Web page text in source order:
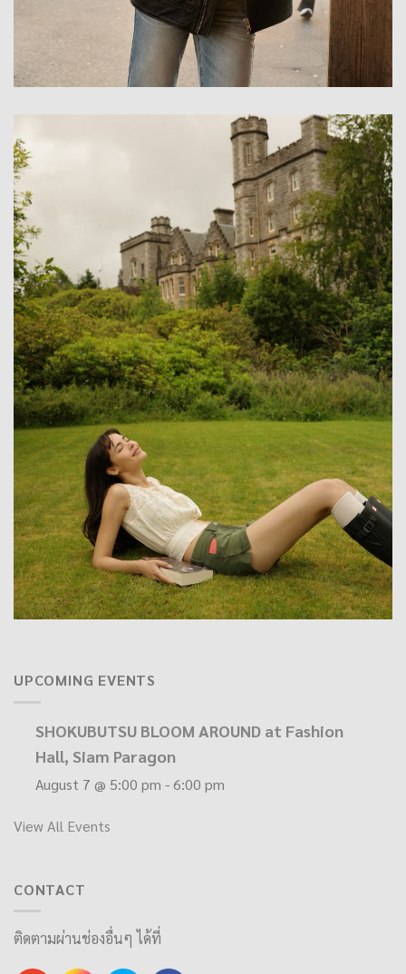
UPCOMING EVENTS
SHOKUBUTSU BLOOM AROUND at Fashion
Hall, Siam Paragon
August 7 @ 5:00 pm -6:00 pm
View All Events
CONTACT
ติดตามผ่านช่องอื่นๆ ได้ที่